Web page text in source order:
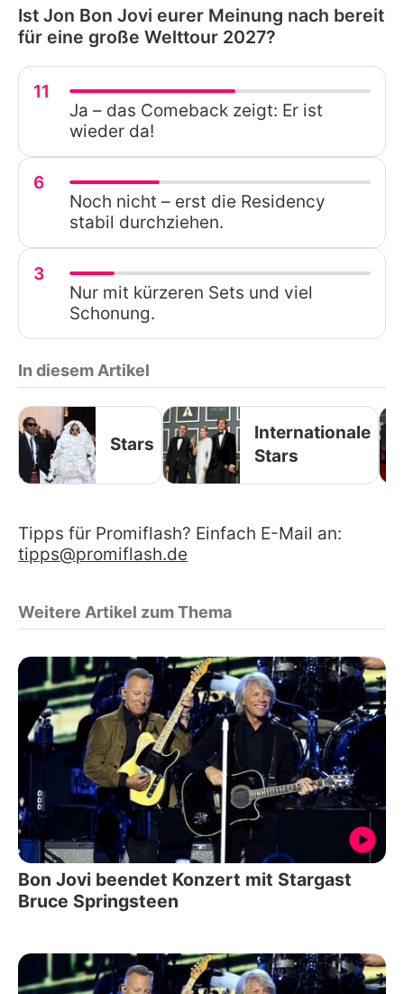
Ist Jon Bon Jovi eurer Meinung nach bereit
für eine große Welttour 2027?
11
Ja – das Comeback zeigt: Er ist
wieder da!
6
Noch nicht – erst die Residency
stabil durchziehen.
3
Nur mit kürzeren Sets und viel
Schonung.
In diesem Artikel
Stars
Internationale
Stars
Tipps für Promiflash? Einfach E-Mail an:
tipps@promiflash.de
Weitere Artikel zum Thema
Bon Jovi beendet Konzert mit Stargast
Bruce Springsteen